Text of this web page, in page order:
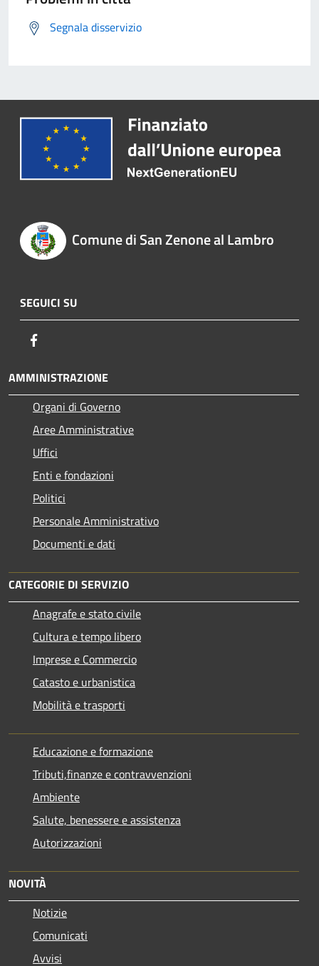
Segnala disservizio
Comune di San Zenone al Lambro
SEGUICI SU
AMMINISTRAZIONE
Organi di Governo
Aree Amministrative
Uffici
Enti e fondazioni
Politici
Personale Amministrativo
Documenti e dati
CATEGORIE DI SERVIZIO
Anagrafe e stato civile
Cultura e tempo libero
Imprese e Commercio
Catasto e urbanistica
Mobilità e trasporti
Educazione e formazione
Tributi,finanze e contravvenzioni
Ambiente
Salute, benessere e assistenza
Autorizzazioni
NOVITÀ
Notizie
Comunicati
Avvisi